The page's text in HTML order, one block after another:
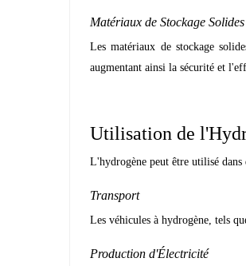
Matériaux de Stockage Solides
Les matériaux de stockage
augmentant ainsi la sécurité et
Utilisation de
L'hydrogène peut être utilisé
Transport
Les véhicules à hydrogène, tels
Production d'Électricité